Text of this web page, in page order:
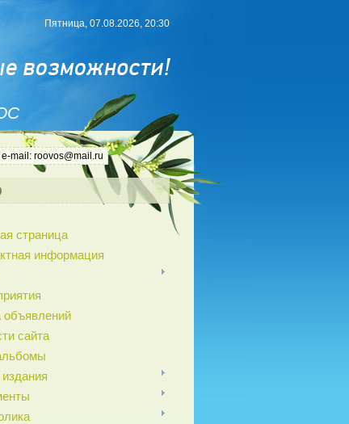
Пятница, 07.08.2026, 20:30
e-mail: roovos@mail.ru
страница
информация
объявлений
сайта